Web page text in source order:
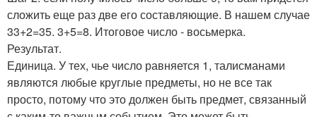
сложить еще раз две его составляющие. В нашем случае
33+2=35. 3+5=8. Итоговое число - восьмерка.
Результат.
Единица. У тех, чье число равняется 1, талисманами
являются любые круглые предметы, но не все так
просто, потому что это должен быть предмет, связанный